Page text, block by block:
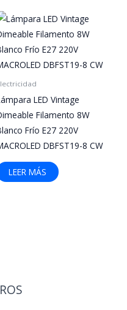
LED Vintage
Filamento 8W
Frío E27 220V
DBFST19-8 CW
LEER MÁS